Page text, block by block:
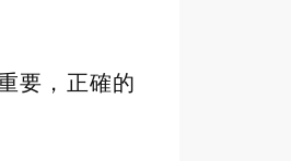
要，正確的